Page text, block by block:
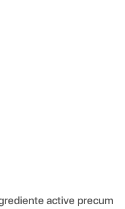
active precum